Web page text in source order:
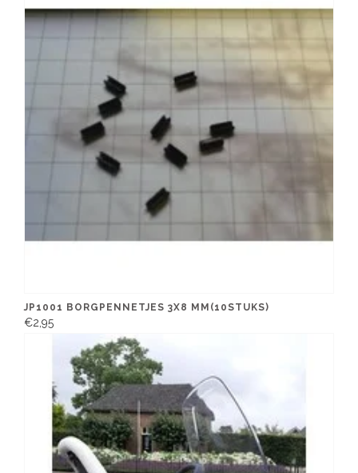
JP1001 BORGPENNETJES 3X8 MM(10STUKS)
€2,95